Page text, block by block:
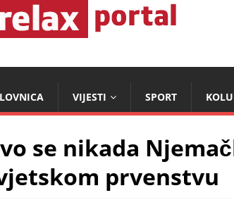
VIJESTI SPORT
se nikada
prvenstvu